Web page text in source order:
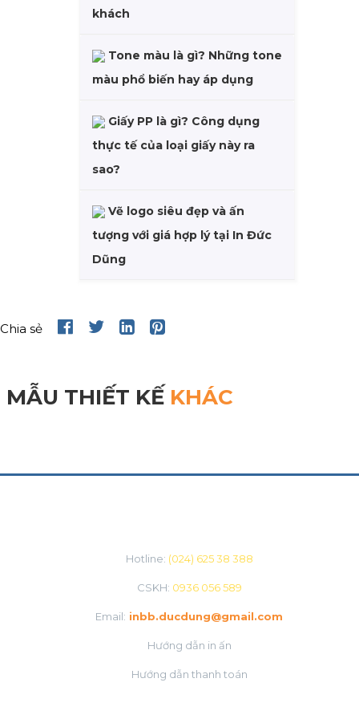
khách
Tone màu là gì? Những tone
màu phổ biến hay áp dụng
Giấy PP là gì? Công dụng
thực tế của loại giấy này ra
sao?
Vẽ logo siêu đẹp và ấn
tượng với giá hợp lý tại In Đức
Dũng
Chia sẻ
MẪU THIẾT KẾ KHÁC
Hotline: (024) 625 38 388
CSKH: 0936 056 589
Email: inbb.ducdung@gmail.com
Hướng dẫn in ấn
Hướng dẫn thanh toán